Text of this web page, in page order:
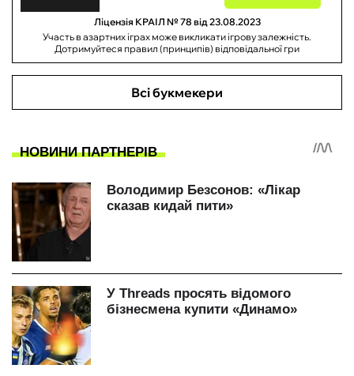
Ліцензія КРАІЛ № 78 від 23.08.2023
Участь в азартних іграх може викликати ігрову залежність.
Дотримуйтеся правил (принципів) відповідальної гри
Всі букмекери